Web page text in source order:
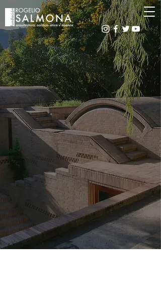
DOCUMENTOS DEL
RÉGIMEN TRIBUTARIO
ESPECIAL